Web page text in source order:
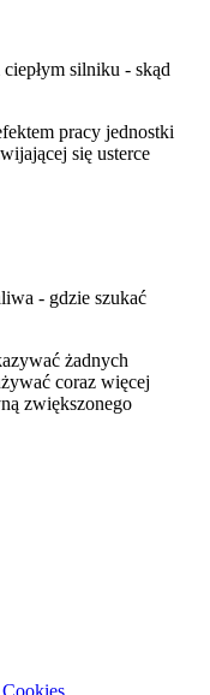
silniku - skąd
pracy jednostki
się usterce
- gdzie szukać
żadnych
coraz więcej
zwiększonego